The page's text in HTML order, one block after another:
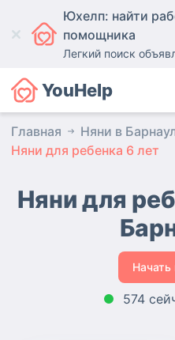
Юхелп: найти
помощника
Легкий поиск
YouHelp
Главная
Няни в
Няни для ребенка 6 лет
Няни для
Начать
574